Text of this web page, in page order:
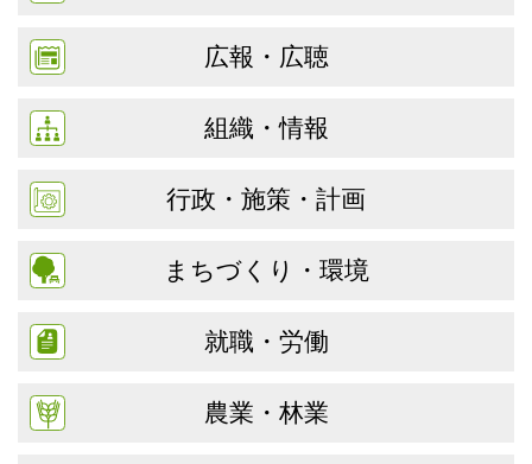
広報・広聴
組織・情報
行政・施策・計画
まちづくり・環境
就職・労働
農業・林業